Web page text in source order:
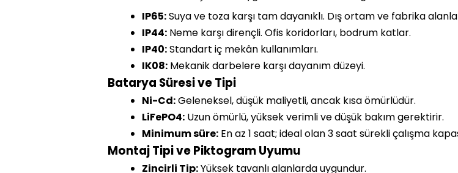
IP65:Suya ve toza karşı tam dayanıklı. Dış ortam ve fabrika
IP44: Neme karşı dirençli. Ofis koridorları, bodrum katlar.
IP40:Standart iç mekân kullanımları.
IK08: Mekanik darbelere karşı dayanım düzeyi.
Batarya Süresi ve Tipi
Ni-Cd:Geleneksel, düşük maliyetli, ancak kısa ömürlüdür.
LiFePO4: Uzun ömürlü, yüksek verimli ve düşük bakım gerektirir.
Minimum süre: En az 1 saat; ideal olan 3 saat sürekli çalışma
Montaj Tipi ve Piktogram Uyumu
Zincirli Tip:Yüksek tavanlı alanlarda uygundur.